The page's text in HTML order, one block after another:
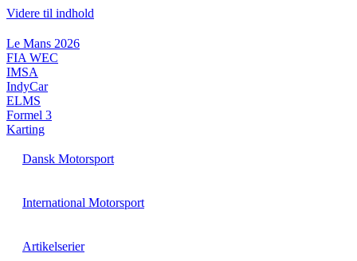
Videre til indhold
Le Mans 2026
FIA WEC
IMSA
IndyCar
ELMS
Formel 3
Karting
Dansk Motorsport
International Motorsport
Artikelserier